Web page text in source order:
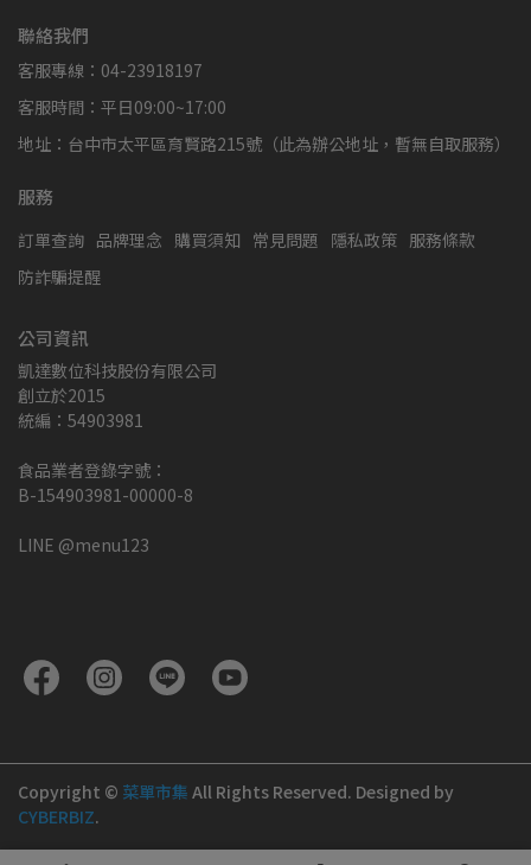
聯絡我們
客服專線：04-23918197
客服時間：平日09:00~17:00
地址：台中市太平區育賢路215號（此為辦公地址，暫無自取服務）
服務
訂單查詢 品牌理念 購買須知 常見問題 隱私政策 服務條款
防詐騙提醒
公司資訊
凱達數位科技股份有限公司
創立於2015
統編：54903981
食品業者登錄字號：
B-154903981-00000-8
LINE @menu123
Copyright © 菜單市集 All Rights Reserved. Designed by
CYBERBIZ.